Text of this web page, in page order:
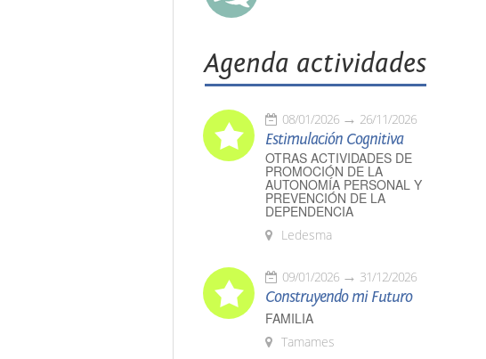
Agenda actividades
08/01/2026 26/11/2026
Estimulación Cognitiva
OTRAS ACTIVIDADES DE
PROMOCIÓN DE LA
AUTONOMÍA PERSONAL Y
PREVENCIÓN DE LA
DEPENDENCIA
Ledesma
09/01/2026 31/12/2026
Construyendo mi Futuro
FAMILIA
Tamames